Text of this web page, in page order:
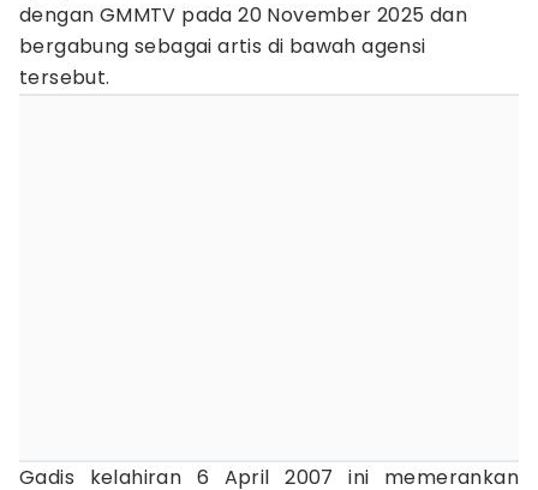
dengan GMMTV pada 20 November 2025 dan
bergabung sebagai artis di bawah agensi
tersebut.
Gadis kelahiran 6 April 2007 ini memerankan